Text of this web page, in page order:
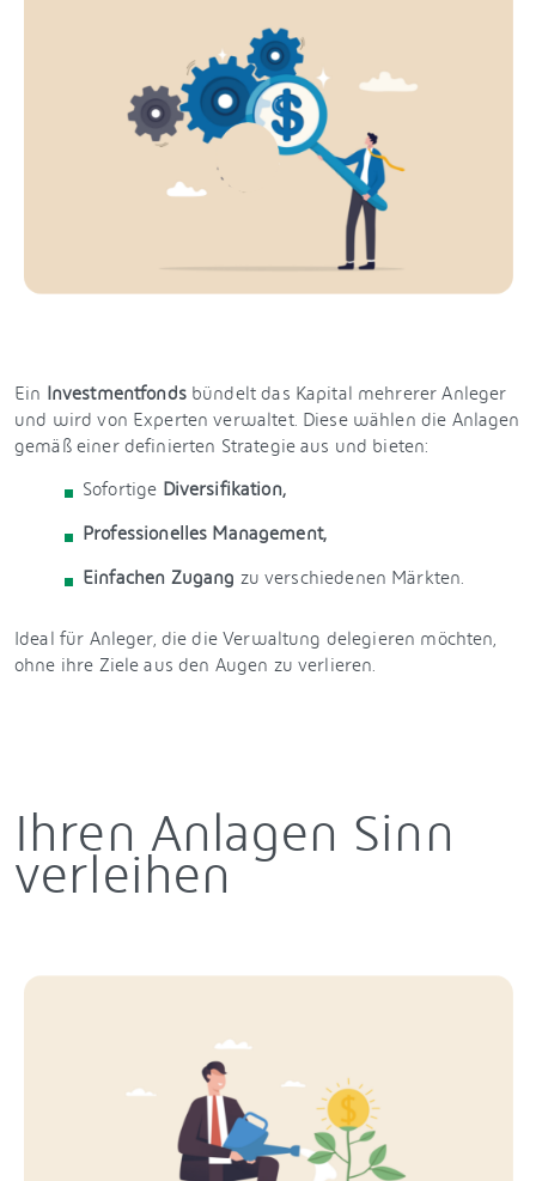
Ein Investmentfondsbündelt das Kapital mehrerer Anleger
und wird von Experten verwaltet. Diese wählen die Anlagen
gemäß einer definierten Strategie aus und bieten:
Sofortige Diversifikation,
Professionelles Management,
Einfachen Zugang zu verschiedenen Märkten.
Ideal für Anleger, die die Verwaltung delegieren möchten,
ohne ihre Ziele aus den Augen zu verlieren.
Ihren Anlagen Sinn
verleihen